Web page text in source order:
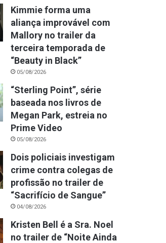
Kimmie forma uma
aliança improvável com
Mallory no trailer da
terceira temporada de
“Beauty in Black”
05/08/2026
“Sterling Point”, série
baseada nos livros de
Megan Park, estreia no
Prime Video
05/08/2026
Dois policiais investigam
crime contra colegas de
profissão no trailer de
“Sacrifício de Sangue”
04/08/2026
Kristen Bell é a Sra. Noel
no trailer de “Noite Ainda